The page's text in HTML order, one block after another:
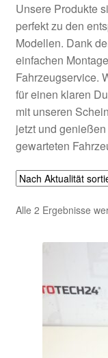
Unsere Produkte
perfekt zu den
Modellen. Dank
einfachen
Fahrzeugservice.
für einen klaren
mit unseren
jetzt und
gewarteten
Alle 2 Ergebnisse